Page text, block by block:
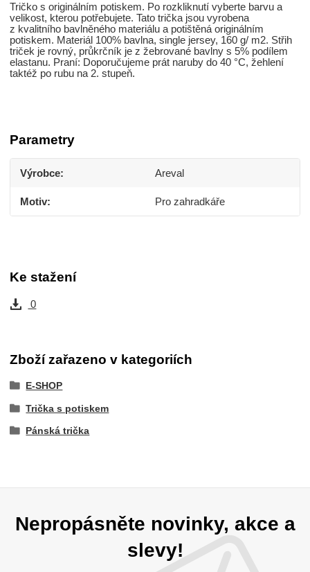
Tričko s originálním potiskem. Po rozkliknutí vyberte barvu a
velikost, kterou potřebujete. Tato trička jsou vyrobena
z kvalitního bavlněného materiálu a potištěná originálním
potiskem. Materiál 100% bavlna, single jersey, 160 g/ m2. Střih
triček je rovný, průkrčník je z žebrované bavlny s 5% podílem
elastanu. Praní: Doporučujeme prát naruby do 40 °C, žehlení
taktéž po rubu na 2. stupeň.
Parametry
Výrobce Areval
Motiv Pro zahradkáře
Ke stažení
0
Zboží zařazeno v kategoriích
E-SHOP
Trička s potiskem
Pánská trička
Nepropásněte novinky, akce a
slevy!